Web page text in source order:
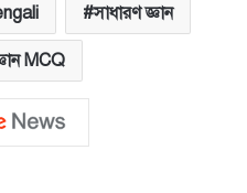
সাধারণ জ্ঞান
MCQ